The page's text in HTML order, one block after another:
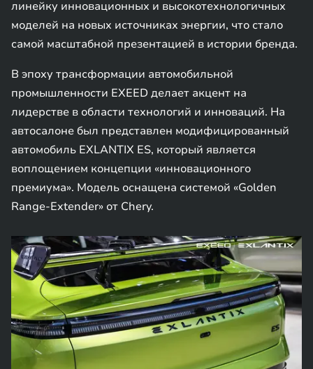
линейку инновационных и высокотехнологичных
моделей на новых источниках энергии, что стало
самой масштабной презентацией в истории бренда.
В эпоху трансформации автомобильной
промышленности EXEED делает акцент на
лидерстве в области технологий и инноваций. На
автосалоне был представлен модифицированный
автомобиль EXLANTIX ES, который является
воплощением концепции «инновационного
премиума». Модель оснащена системой «Golden
Range-Extender» от Chery.